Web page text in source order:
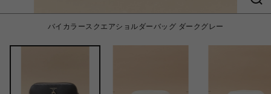
バイカラースクエアショルダーバッグ ダークグレー